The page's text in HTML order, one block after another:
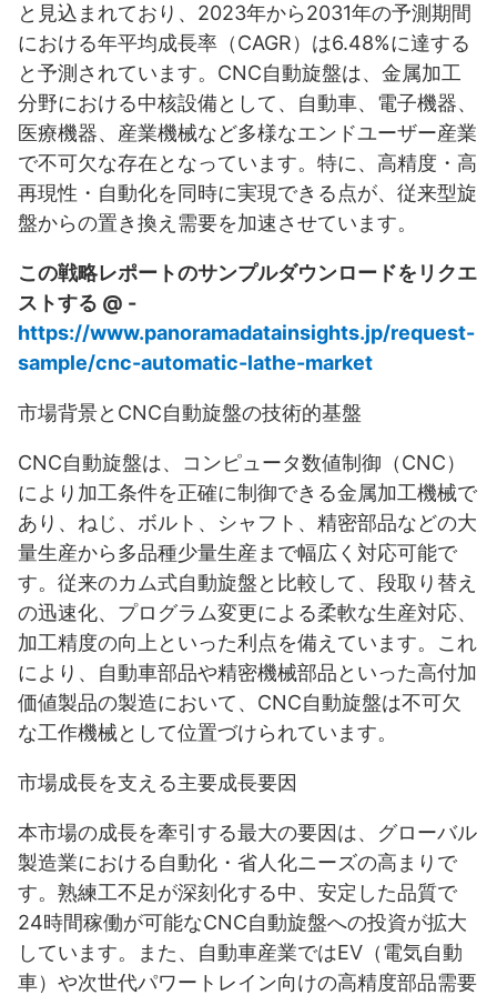
と見込まれており、2023年から2031年の予測期間
における年平均成長率（CAGR）は6.48%に達する
と予測されています。CNC自動旋盤は、金属加工
分野における中核設備として、自動車、電子機器、
医療機器、産業機械など多様なエンドユーザー産業
で不可欠な存在となっています。特に、高精度・高
再現性・自動化を同時に実現できる点が、従来型旋
盤からの置き換え需要を加速させています。
この戦略レポートのサンプルダウンロードをリクエ
ストする @ -
https://www.panoramadatainsights.jp/request-
sample/cnc-automatic-lathe-market
市場背景とCNC自動旋盤の技術的基盤
CNC自動旋盤は、コンピュータ数値制御（CNC）
により加工条件を正確に制御できる金属加工機械で
あり、ねじ、ボルト、シャフト、精密部品などの大
量生産から多品種少量生産まで幅広く対応可能で
す。従来のカム式自動旋盤と比較して、段取り替え
の迅速化、プログラム変更による柔軟な生産対応、
加工精度の向上といった利点を備えています。これ
により、自動車部品や精密機械部品といった高付加
価値製品の製造において、CNC自動旋盤は不可欠
な工作機械として位置づけられています。
市場成長を支える主要成長要因
本市場の成長を牽引する最大の要因は、グローバル
製造業における自動化・省人化ニーズの高まりで
す。熟練工不足が深刻化する中、安定した品質で
24時間稼働が可能なCNC自動旋盤への投資が拡大
しています。また、自動車産業ではEV（電気自動
車）や次世代パワートレイン向けの高精度部品需要